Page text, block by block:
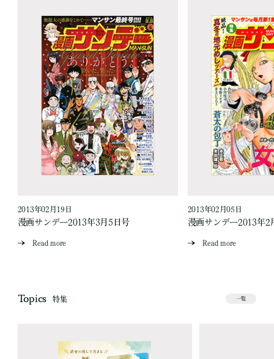
2013年02月19日
漫画サンデー2013年3月5日号
Read more
2013年02月05日
漫画サンデー2013年2
Read more
Topics 特集 一覧